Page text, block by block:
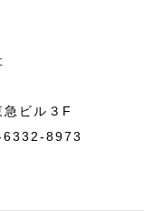
ビル３F
8973